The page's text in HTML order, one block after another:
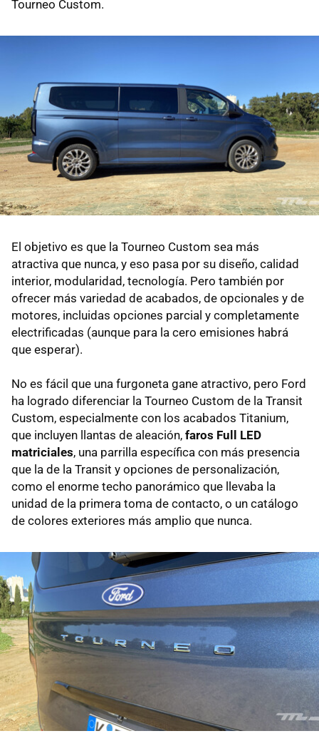
Tourneo Custom.
El objetivo es que la Tourneo Custom sea más
atractiva que nunca, y eso pasa por su diseño, calidad
interior, modularidad, tecnología. Pero también por
ofrecer más variedad de acabados, de opcionales y de
motores, incluidas opciones parcial y completamente
electrificadas (aunque para la cero emisiones habrá
que esperar).
No es fácil que una furgoneta gane atractivo, pero Ford
ha logrado diferenciar la Tourneo Custom de la Transit
Custom, especialmente con los acabados Titanium,
que incluyen llantas de aleación, faros Full LED
matriciales, una parrilla específica con más presencia
que la de la Transit y opciones de personalización,
como el enorme techo panorámico que llevaba la
unidad de la primera toma de contacto, o un catálogo
de colores exteriores más amplio que nunca.